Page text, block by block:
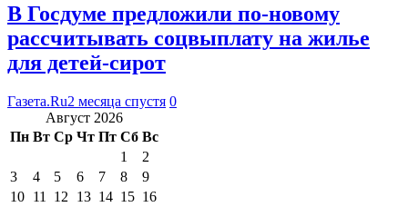
В Госдуме предложили по-новому
рассчитывать соцвыплату на жилье
для детей-сирот
Газета.Ru2 месяца спустя 0
Август 2026
Пн Вт Ср Чт Пт Сб Вс
1
2
3
4 5 6 7 8
9
10 11 12 13 14 15 16